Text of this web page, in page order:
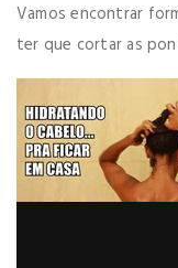
Vamos encontrar
ter que cortar as